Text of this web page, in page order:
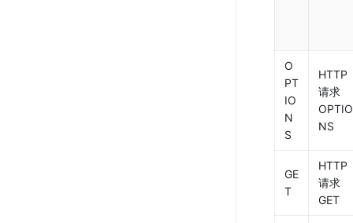
O
PT
IO
N
S
HTTP
请求
OPTIO
NS
GE
T
HTTP
请求
GET